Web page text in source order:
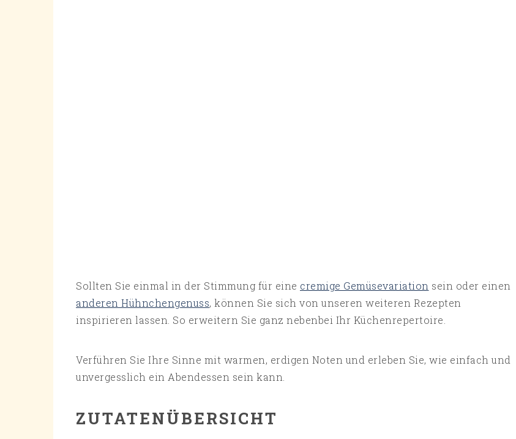
Sollten Sie einmal in der Stimmung für eine cremige Gemüsevariation sein oder einen
anderen Hühnchengenuss, können Sie sich von unseren weiteren Rezepten
inspirieren lassen. So erweitern Sie ganz nebenbei Ihr Küchenrepertoire.
Verführen Sie Ihre Sinne mit warmen, erdigen Noten und erleben Sie, wie einfach und
unvergesslich ein Abendessen sein kann.
ZUTATENÜBERSICHT